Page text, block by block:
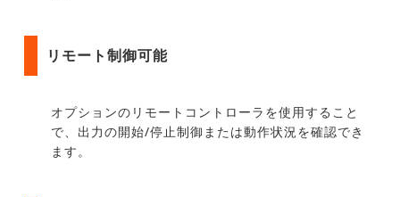
リモート制御可能
オプションのリモートコントローラを使用すること
で、出力の開始/停止制御または動作状況を確認でき
ます。